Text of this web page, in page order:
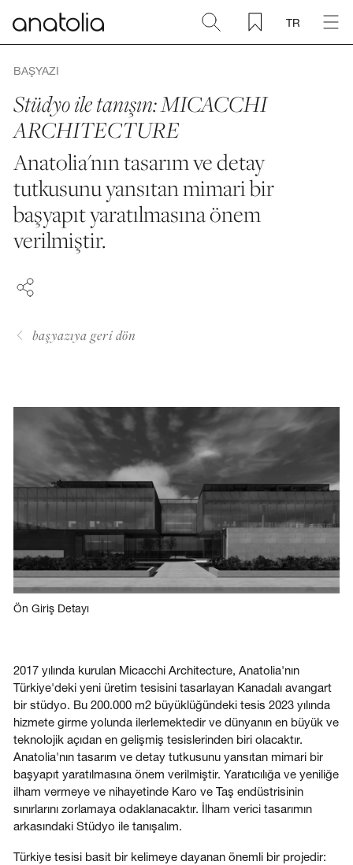
TR
Seramik + Porselen
Doğal Taş
Sinterlenmiş Plaka
Aksesuarlar
Keşfet
Blog
Bize ulaşın
Abone Ol
BAŞYAZI
Stüdyo ile tanışın: MICACCHI
ARCHITECTURE
Anatolia'nın tasarım ve detay
tutkusunu yansıtan mimari bir
başyapıt yaratılmasına önem
verilmiştir.
FACEBOOK
PINTEREST
başyazıya geri dön
Ön Giriş Detayı
2017 yılında kurulan Micacchi Architecture, Anatolia'nın
Türkiye'deki yeni üretim tesisini tasarlayan Kanadalı avangart
bir stüdyo. Bu 200.000 m2 büyüklüğündeki tesis 2023 yılında
hizmete girme yolunda ilerlemektedir ve dünyanın en büyük ve
teknolojik açıdan en gelişmiş tesislerinden biri olacaktır.
Anatolia'nın tasarım ve detay tutkusunu yansıtan mimari bir
başyapıt yaratılmasına önem verilmiştir. Yaratıcılığa ve yeniliğe
ilham vermeye ve nihayetinde Karo ve Taş endüstrisinin
sınırlarını zorlamaya odaklanacaktır. İlham verici tasarımın
arkasındaki Stüdyo ile tanışalım.
Türkiye tesisi basit bir kelimeye dayanan önemli bir projedir: